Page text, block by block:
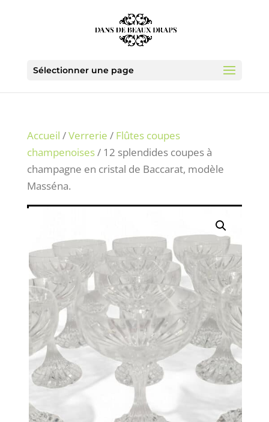
Sélectionner une page
Accueil /Verrerie / Flûtes coupes
champenoises/ 12 splendides coupes à
champagne en cristal de Baccarat, modèle
Masséna.